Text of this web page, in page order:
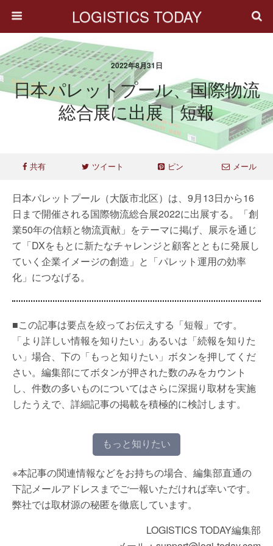
LOGISTICS TODAY
2022年8月31日
日本パレットプール、国際物流
総合展に出展｜短報
共有 ツイート ピン メール
日本パレットプール（大阪市北区）は、9月13日から16
日まで開催される国際物流総合展2022に出展する。「創
業50年の信頼と物流貢献」をテーマに掲げ、展示を通じ
て「DXをもとに新たなチャレンジと顧客とともに発展し
ていく企業イメージの創造」と「パレット運用の効率
化」につなげる。
■この記事は要点を絞ってお伝えする「短報」です。
「より詳しい情報を知りたい」あるいは「続報を知りた
い」場合、下の「もっと知りたい」ボタンを押してくだ
さい。編集部にてボタンが押された数のみをカウント
し、件数の多いものについてはさらに深掘り取材を実施
したうえで、詳細記事の掲載を積極的に検討します。
もっと知りたい
※本記事の関連情報などをお持ちの場合、編集部直通の
下記メールアドレスまでご一報いただければ幸いです。
弊社では取材源の秘匿を徹底しています。
LOGISTICS TODAY編集部